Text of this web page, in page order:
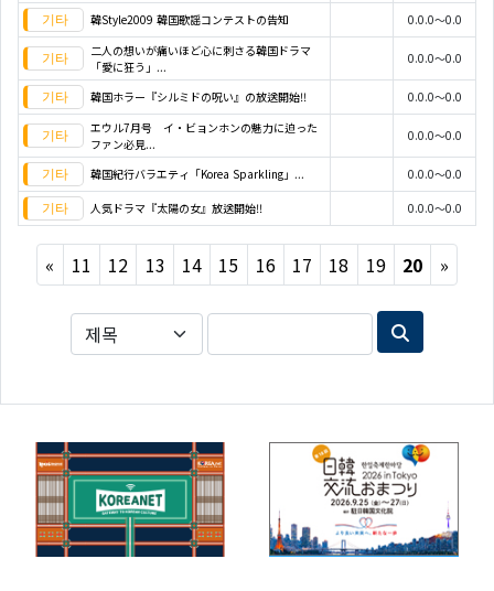
韓Style2009 韓国歌謡コンテストの告知
0.0.0～0.0
二人の想いが痛いほど心に刺さる韓国ドラマ
「愛に狂う」...
0.0.0～0.0
韓国ホラー『シルミドの呪い』の放送開始!!
0.0.0～0.0
エウル7月号 イ・ビョンホンの魅力に迫った
ファン必見...
0.0.0～0.0
韓国紀行バラエティ「Korea Sparkling」... 0.0.0～0.0
人気ドラマ『太陽の女』放送開始!! 0.0.0～0.0
« Previous
11 12 13 14 15 16 17 18 19 20 »Next